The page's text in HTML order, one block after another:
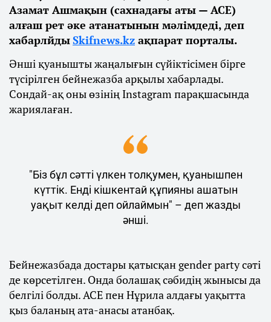
Азамат Ашмақын (сахнадағы аты — АСЕ)
алғаш рет әке атанатынын мәлімдеді, деп
хабарлйдыSkifnews.kz ақпарат порталы.
Әнші қуанышты жаңалығын сүйіктісімен бірге
түсірілген бейнежазба арқылы хабарлады.
Сондай-ақ оны өзінің Instagram парақшасында
жариялаған.
"Біз бұл сәтті үлкен толқумен, қуанышпен
күттік. Енді кішкентай құпияны ашатын
уақыт келді деп ойлаймын" – деп жазды
әнші.
Бейнежазбада достары қатысқан gender party сәті
де көрсетілген. Онда болашақ сәбидің жынысы да
белгілі болды. АСЕ пен Нұрила алдағы уақытта
қыз баланың ата-анасы атанбақ.